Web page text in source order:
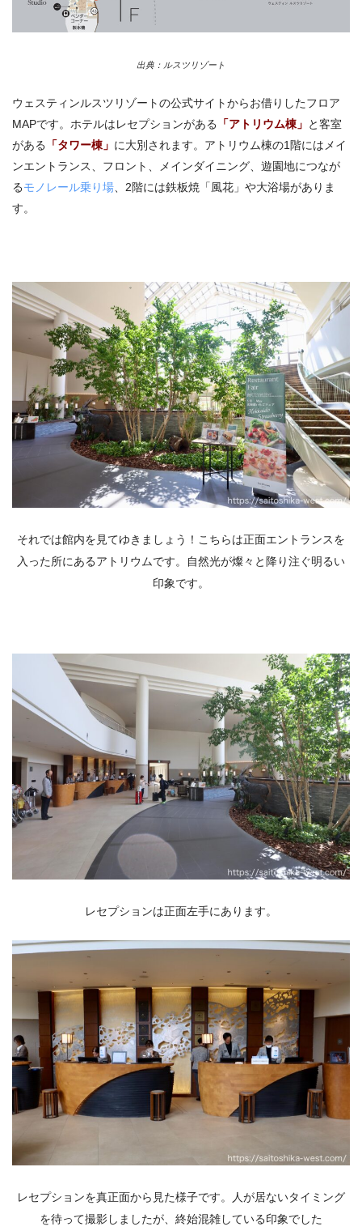
出典：ルスツリゾート
ウェスティンルスツリゾートの公式サイトからお借りしたフロア
MAPです。ホテルはレセプションがある
「アトリウム棟」 と客室
がある
「タワー棟」 に大別されます。アトリウム棟の1階にはメイ
ンエントランス、フロント、メインダイニング、遊園地につなが
るモノレール乗り場、2階には鉄板焼「風花」や大浴場がありま
す。
それでは館内を見てゆきましょう！こちらは正面エントランスを
入った所にあるアトリウムです。自然光が燦々と降り注ぐ明るい
印象です。
レセプションは正面左手にあります。
レセプションを真正面から見た様子です。人が居ないタイミング
を待って撮影しましたが、終始混雑している印象でした